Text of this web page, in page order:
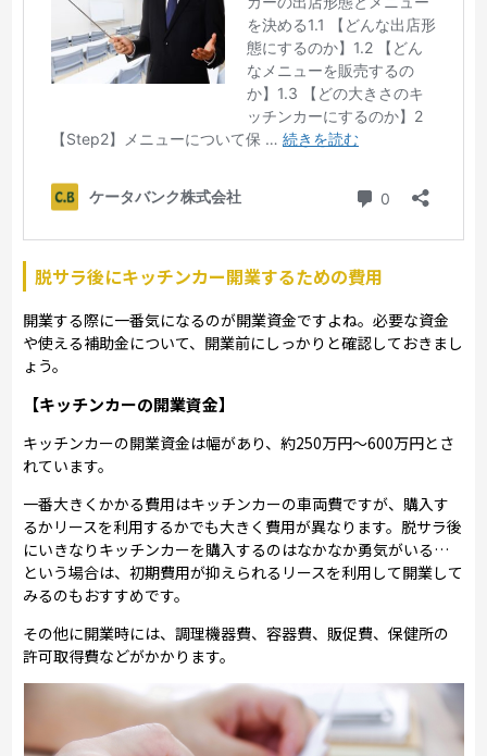
脱サラ後にキッチンカー開業するための費用
開業する際に一番気になるのが開業資金ですよね。必要な資金
や使える補助金について、開業前にしっかりと確認しておきまし
ょう。
【キッチンカーの開業資金】
キッチンカーの開業資金は幅があり、約250万円～600万円とさ
れています。
一番大きくかかる費用はキッチンカーの車両費ですが、購入す
るかリースを利用するかでも大きく費用が異なります。脱サラ後
にいきなりキッチンカーを購入するのはなかなか勇気がいる…
という場合は、初期費用が抑えられるリースを利用して開業して
みるのもおすすめです。
その他に開業時には、調理機器費、容器費、販促費、保健所の
許可取得費などがかかります。